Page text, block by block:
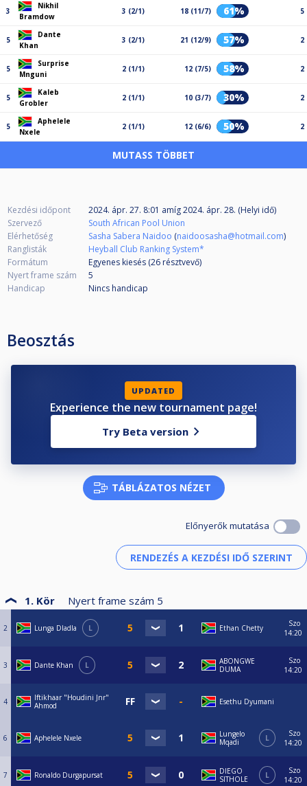
3
Nikhil
Bramdow
3 (2/1) 18 (11/7) 61% 5
5
Dante
Khan
3 (2/1) 21 (12/9) 57% 2
5
Surprise
Mnguni
2 (1/1) 12 (7/5) 58% 2
5
Kaleb
Grobler
2 (1/1) 10 (3/7) 30% 2
5
Aphelele
Nxele
2 (1/1) 12 (6/6) 50% 2
MUTASS TÖBBET
Kezdési időpont 2024. ápr. 27. 8:01 amíg2024. ápr. 28. (Helyi idő)
Szervező
South African Pool Union
Elérhetőség
Sasha Sabera Naidoo (naidoosasha@hotmail.com)
Ranglisták
Heyball Club Ranking System*
Formátum
Egyenes kiesés (26 résztvevő)
Nyert frame szám
5
Handicap
Nincs handicap
Beosztás
UPDATED
Experience the new tournament page!
Try Beta version
TÁBLÁZATOS NÉZET
Előnyerők mutatása
1. Kör Nyert frame szám 5
2 Lunga Dladla L Ethan Chetty
Szo
14:20
3 Dante Khan L
ABONGWE
DUMA
Szo
14:20
4
Iftikhaar "Houdini Jnr"
Ahmod
Esethu Dyumani
6 Aphelele Nxele
Lungelo
Mqadi
L
Szo
14:20
7 Ronaldo Durgapursat
DIEGO
SITHOLE
L
Szo
14:20